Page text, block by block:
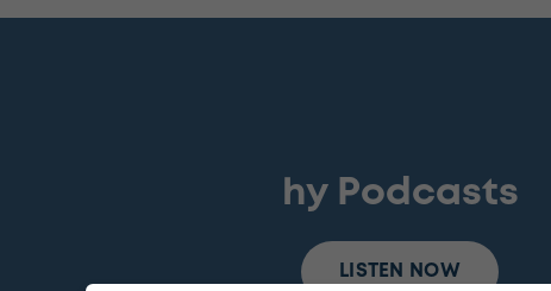
hy Podcasts
LISTEN NOW